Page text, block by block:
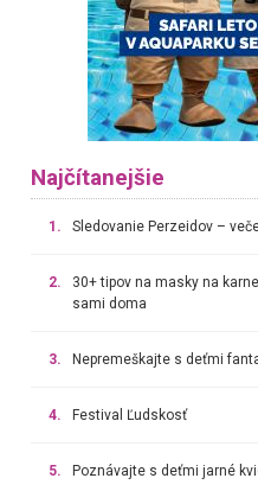
Najčítanejšie
1. Sledovanie Perzeidov –
2.
30+ tipov na masky na
sami doma
3. Nepremeškajte s deťmi
4. Festival Ľudskosť
5. Poznávajte s deťmi jarné